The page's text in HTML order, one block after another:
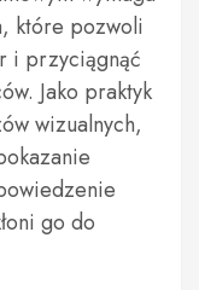
które pozwoli
i przyciągnąć
Jako praktyk
wizualnych,
go do